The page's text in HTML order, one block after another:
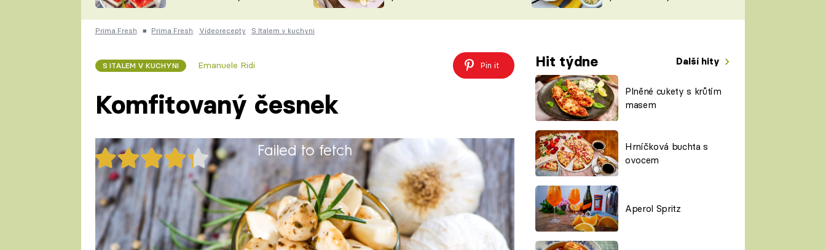
ČESKO NA TALÍŘI
KUCHAŘKA
VYCHYTÁVKY
ŠÉFREDAKTORKY
ČASOPIS
Prima Fresh ■ Prima Fresh Videorecepty S Italem v kuchyni
S ITALEM V KUCHYNI Emanuele Ridi Pin it Hit týdne Další hity
Plněné cukety s krůtím
masem
Hrníčková buchta s
ovocem
Aperol Spritz
Komfitovaný česnek
Failed to fetch
28x
Komfitovaný česnek